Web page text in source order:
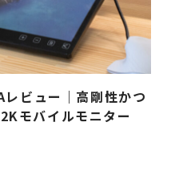
ビュー｜高剛性かつ
モバイルモニター